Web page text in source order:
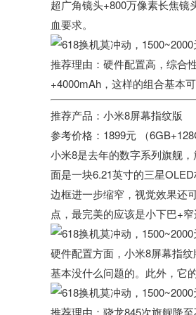
超广角镜头+800万像素长焦镜
血要求。
推荐理由 ：硬件配置高，综合
+4000mAh，这样的组合基本
推荐产品： 小米8屏幕指纹版
参考价格： 1899元 （
小米8是去年的数字系列旗舰
面是一块6.21英寸的三星
边框进一步缩窄，视觉效果还
点，最完美的应该是小下巴+窄
硬件配置方面，小米8屏幕指
基本没什么问题的。此外，它
骁龙845次旗舰降